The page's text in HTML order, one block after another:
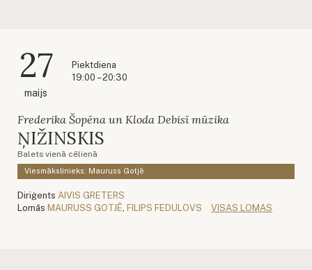
27
maijs
Piektdiena
19:00 – 20:30
Frederika Šopēna un Kloda Debisī mūzika
ŅIŽINSKIS
Balets vienā cēlienā
Viesmākslinieks: Mauruss Gotjē
Diriģents AIVIS GRETERS
Lomās MAURUSS GOTJĒ FILIPS FEDULOVS VISAS LOMAS